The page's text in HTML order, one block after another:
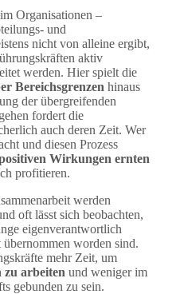
Organisationen –
und
nicht von alleine ergibt,
aktiv
werden. Hier spielt die
Bereichsgrenzen hinaus
der übergreifenden
fordert die
auch deren Zeit. Wer
und diesen Prozess
Wirkungen ernten
profitieren.
werden
oft lässt sich beobachten,
eigenverantwortlich
worden sind.
mehr Zeit, um
arbeiten und weniger im
gebunden zu sein.